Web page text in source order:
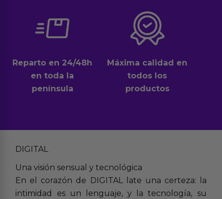
Reparto en 24/48h
en toda la
península
Máxima calidad en
todos los
productos
DIGITAL
Una visión sensual y tecnológica
En el corazón de DIGITAL late una certeza: la
intimidad es un lenguaje, y la tecnología, su